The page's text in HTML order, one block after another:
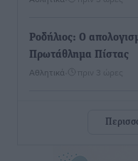
Ροδήλιος: Ο
Πρωτάθλημα Πίστας
Αθλητικά πριν 3 ώρες
πριν 3 ώρες